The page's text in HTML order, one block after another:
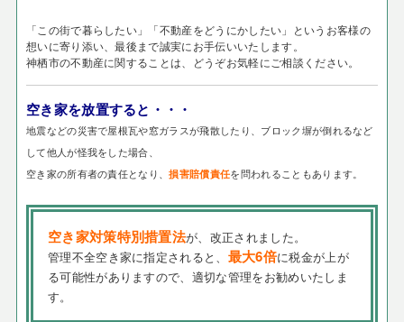
「この街で暮らしたい」「不動産をどうにかしたい」というお客様の
想いに寄り添い、最後まで誠実にお手伝いいたします。
神栖市の不動産に関することは、どうぞお気軽にご相談ください。
空き家を放置すると・・・
地震などの災害で屋根瓦や窓ガラスが飛散したり、ブロック塀が倒れるなど
して他人が怪我をした場合、
空き家の所有者の責任となり、損害賠償責任を問われることもあります。
空き家対策特別措置法が、改正されました。
管理不全空き家に指定されると、 最大6倍に税金が上が
る可能性がありますので、適切な管理をお勧めいたしま
す。